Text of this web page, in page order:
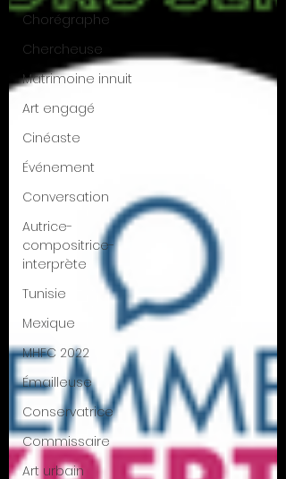
Chorégraphe
Chercheuse
Matrimoine innuit
Art engagé
Cinéaste
Événement
Conversation
Autrice-
compositrice-
interprète
Tunisie
Mexique
MHFC 2022
Émailleuse
Conservatrice
Commissaire
Art urbain